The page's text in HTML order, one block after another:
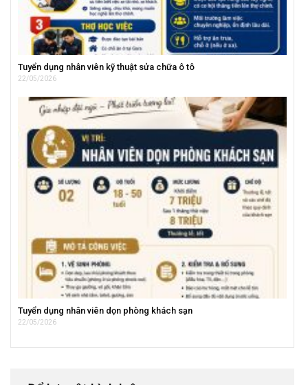
Tuyển dụng nhân viên kỹ thuật sửa chữa ô tô
22/05/2026
Tuyển dụng nhân viên dọn phòng khách sạn
22/05/2026